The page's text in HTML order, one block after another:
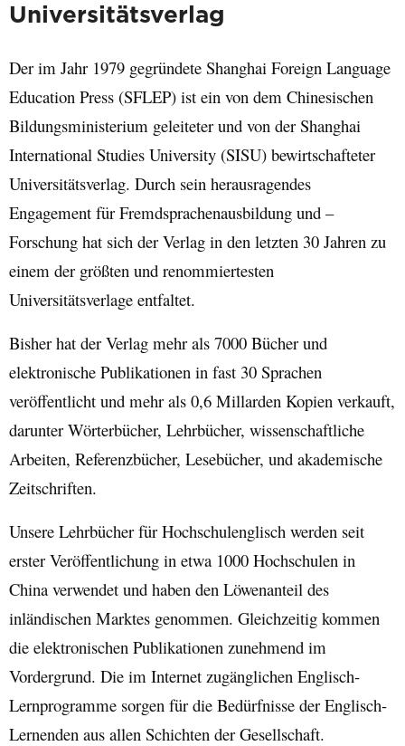
Universitätsverlag
Der im Jahr 1979 gegründete Shanghai Foreign Language
Education Press (SFLEP) ist ein von dem Chinesischen
Bildungsministerium geleiteter und von der Shanghai
International Studies University (SISU) bewirtschafteter
Universitätsverlag. Durch sein herausragendes
Engagement für Fremdsprachenausbildung und –
Forschung hat sich der Verlag in den letzten 30 Jahren zu
einem der größten und renommiertesten
Universitätsverlage entfaltet.
Bisher hat der Verlag mehr als 7000 Bücher und
elektronische Publikationen in fast 30 Sprachen
veröffentlicht und mehr als 0,6 Millarden Kopien verkauft,
darunter Wörterbücher, Lehrbücher, wissenschaftliche
Arbeiten, Referenzbücher, Lesebücher, und akademische
Zeitschriften.
Unsere Lehrbücher für Hochschulenglisch werden seit
erster Veröffentlichung in etwa 1000 Hochschulen in
China verwendet und haben den Löwenanteil des
inländischen Marktes genommen. Gleichzeitig kommen
die elektronischen Publikationen zunehmend im
Vordergrund. Die im Internet zugänglichen Englisch-
Lernprogramme sorgen für die Bedürfnisse der Englisch-
Lernenden aus allen Schichten der Gesellschaft.